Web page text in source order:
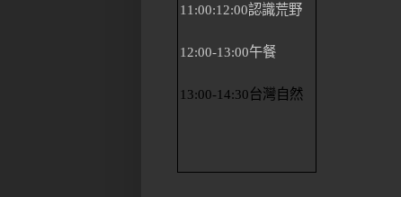
11:00:12:00認識荒野
12:00-13:00午餐
13:00-14:30台灣自然